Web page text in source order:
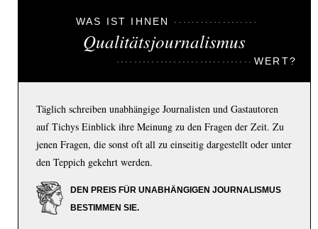
WAS IST IHNEN
Qualitätsjournalismus
WERT?
Täglich schreiben unabhängige Journalisten und Gastautoren
auf Tichys Einblick ihre Meinung zu den Fragen der Zeit. Zu
jenen Fragen, die sonst oft all zu einseitig dargestellt oder unter
den Teppich gekehrt werden.
DEN PREIS FÜR UNABHÄNGIGEN JOURNALISMUS
BESTIMMEN SIE.